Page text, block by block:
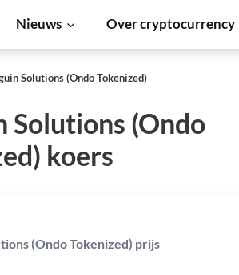
Nieuws Over cryptocurrency
Solutions (Ondo Tokenized)
Solutions (Ondo
koers
(Ondo Tokenized) prijs